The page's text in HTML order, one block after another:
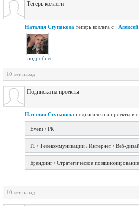
Теперь коллеги
Наталия Ступакова теперь коллега с :
подробнее
10 лет назад
Подписка на проекты
Наталия Ступакова подписался на проекты в
Event / PR
IT / Телекоммуникации / Интернет / Веб-
Брендинг / Стратегическое позиционирование
10 лет назад